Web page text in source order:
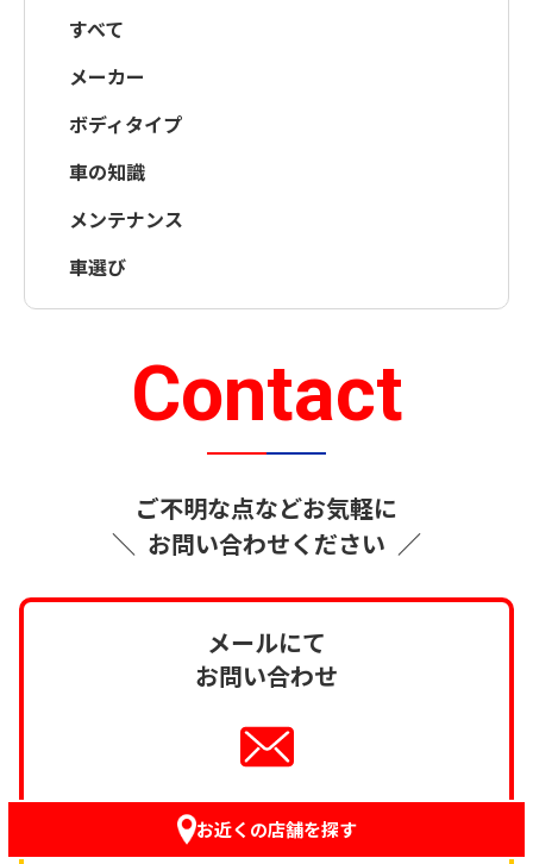
すべて
メーカー
ボディタイプ
車の知識
メンテナンス
車選び
Contact
＼
ご不明な点などお気軽に
お問い合わせください ／
メールにて
お問い合わせ
お近くの店舗を探す